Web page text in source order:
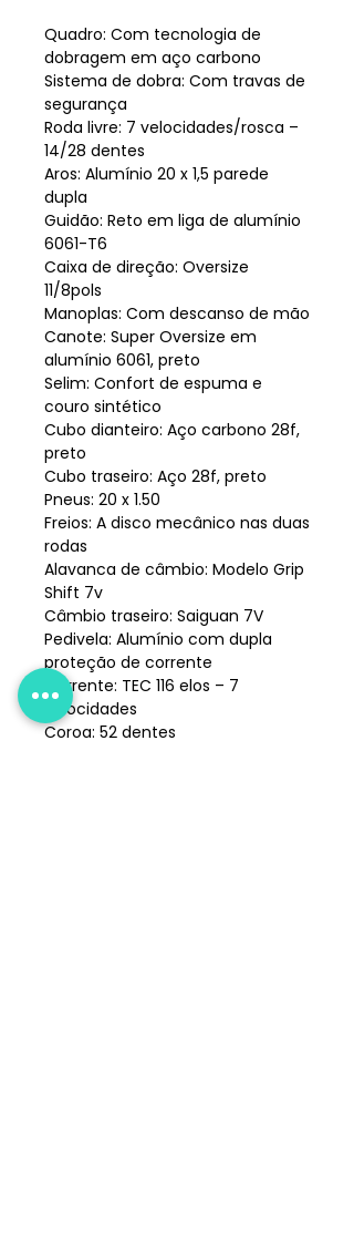
Quadro: Com tecnologia de
dobragem em aço carbono
Sistema de dobra: Com travas de
segurança
Roda livre: 7 velocidades/rosca –
14/28 dentes
Aros: Alumínio 20 x 1,5 parede
dupla
Guidão: Reto em liga de alumínio
6061-T6
Caixa de direção: Oversize
11/8pols
Manoplas: Com descanso de mão
Canote: Super Oversize em
alumínio 6061, preto
Selim: Confort de espuma e
couro sintético
Cubo dianteiro: Aço carbono 28f,
preto
Cubo traseiro: Aço 28f, preto
Pneus: 20 x 1.50
Freios: A disco mecânico nas duas
rodas
Alavanca de câmbio: Modelo Grip
Shift 7v
Câmbio traseiro: Saiguan 7V
Pedivela: Alumínio com dupla
proteção de corrente
Corrente: TEC 116 elos – 7
velocidades
Coroa: 52 dentes